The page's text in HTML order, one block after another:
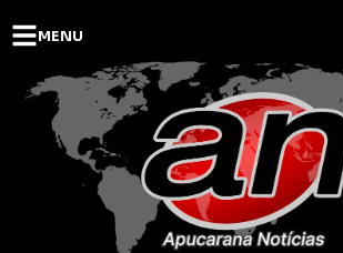
MENU